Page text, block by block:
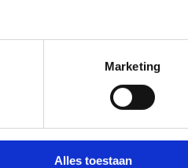
Marketing
Alles toestaan